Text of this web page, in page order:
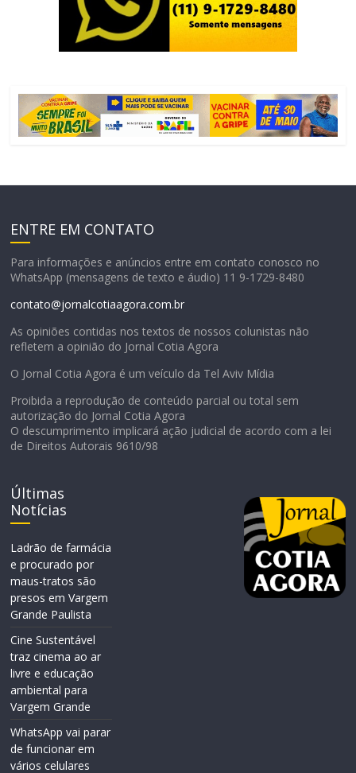
ENTRE EM CONTATO
Para informações e anúncios entre em contato conosco no
WhatsApp (mensagens de texto e áudio) 11 9-1729-8480
contato@jornalcotiaagora.com.br
As opiniões contidas nos textos de nossos colunistas não
refletem a opinião do Jornal Cotia Agora
O Jornal Cotia Agora é um veículo da Tel Aviv Mídia
Proibida a reprodução de conteúdo parcial ou total sem
autorização do Jornal Cotia Agora
O descumprimento implicará ação judicial de acordo com a lei
de Direitos Autorais 9610/98
Últimas
Notícias
Ladrão de farmácia
e procurado por
maus-tratos são
presos em Vargem
Grande Paulista
Cine Sustentável
traz cinema ao ar
livre e educação
ambiental para
Vargem Grande
WhatsApp vai parar
de funcionar em
vários celulares